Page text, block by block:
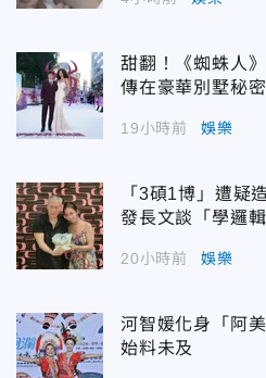
甜翻！《蜘蛛人
傳在豪華別墅秘
19小時前 娛樂
「3碩1博」遭疑
發長文談「學邏輯
20小時前 娛樂
河智媛化身「阿
始料未及